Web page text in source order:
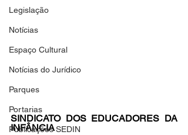
Legislação
Notícias
Espaço Cultural
Notícias do Jurídico
Parques
Portarias
Publicações SEDIN
SINDICATO DOS EDUCADORES DA
INFÂNCIA